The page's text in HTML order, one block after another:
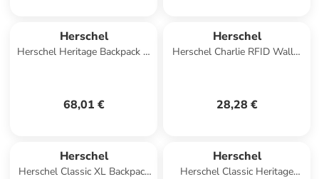
Herschel
Herschel Heritage Backpack in
68,01 €
Herschel
Herschel Charlie RFID Wallet
28,28 €
Herschel
Herschel Classic XL Backpack
Herschel
Herschel Classic Heritage